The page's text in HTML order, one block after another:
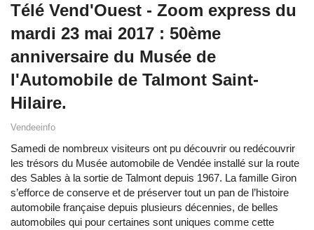
Télé Vend'Ouest - Zoom express du
mardi 23 mai 2017 : 50ème
anniversaire du Musée de
l'Automobile de Talmont Saint-
Hilaire.
Vendeeinfo
Samedi de nombreux visiteurs ont pu découvrir ou redécouvrir
les trésors du Musée automobile de Vendée installé sur la route
des Sables à la sortie de Talmont depuis 1967. La famille Giron
s’efforce de conserve et de préserver tout un pan de l’histoire
automobile française depuis plusieurs décennies, de belles
automobiles qui pour certaines sont uniques comme cette